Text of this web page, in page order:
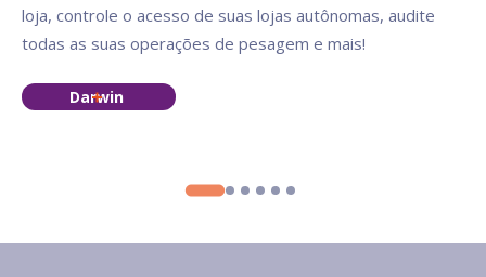
loja, controle o acesso de suas lojas autônomas, audite
todas as suas operações de pesagem e mais!
Darwin